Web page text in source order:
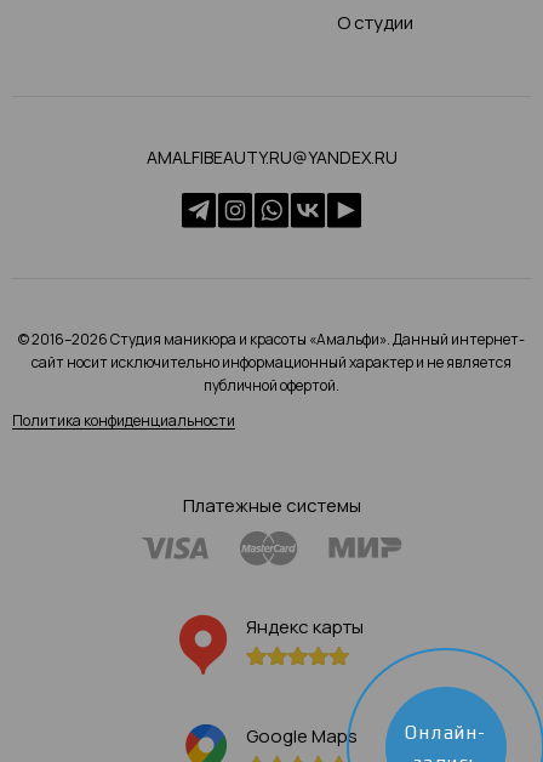
О студии
AMALFIBEAUTY.RU@YANDEX.RU
© 2016–2026 Студия маникюра и красоты «Амальфи». Данный интернет-
сайт носит исключительно информационный характер и не является
публичной офертой.
Политика конфиденциальности
Платежные системы
Яндекс карты
Google Maps
Онлайн-